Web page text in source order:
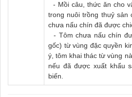
- Mồi câu, thức ăn cho
trong nuôi trồng thuỷ sản
chưa nấu chín đã được
- Tôm chưa nấu chín
gốc) từ vùng đặc quyền
ý, tôm khai thác từ vùng
nếu đã được xuất khẩu
biến.